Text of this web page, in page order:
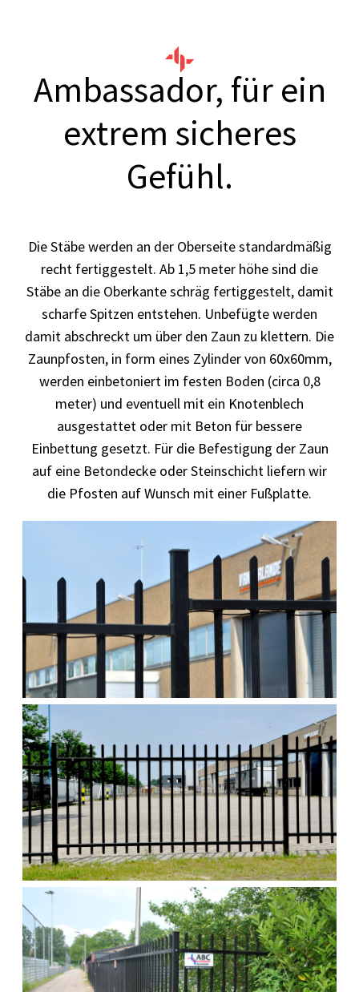
Ambassador, für ein
extrem sicheres
Gefühl.
Die Stäbe werden an der Oberseite standardmäßig
recht fertiggestelt. Ab 1,5 meter höhe sind die
Stäbe an die Oberkante schräg fertiggestelt, damit
scharfe Spitzen entstehen. Unbefügte werden
damit abschreckt um über den Zaun zu klettern. Die
Zaunpfosten, in form eines Zylinder von 60x60mm,
werden einbetoniert im festen Boden (circa 0,8
meter) und eventuell mit ein Knotenblech
ausgestattet oder mit Beton für bessere
Einbettung gesetzt. Für die Befestigung der Zaun
auf eine Betondecke oder Steinschicht liefern wir
die Pfosten auf Wunsch mit einer Fußplatte.